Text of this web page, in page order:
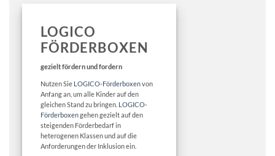
LOGICO
FÖRDERBOXEN
gezielt fördern und fordern
Nutzen Sie LOGICO-Förderboxenvon
Anfang an, um alle Kinder auf den
gleichen Stand zu bringen. LOGICO-
Förderboxengehen gezielt auf den
steigenden Förderbedarf in
heterogenen Klassen und auf die
Anforderungen der Inklusion ein.